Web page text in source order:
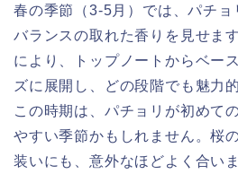
春の季節（3-5月）では、パチョ
バランスの取れた香りを見せま
により、トップノートからベー
ズに展開し、どの段階でも魅力
この時期は、パチョリが初めて
やすい季節かもしれません。桜
装いにも、意外なほどよく合いま